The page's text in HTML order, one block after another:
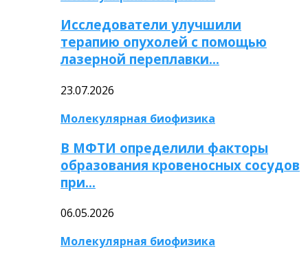
Исследователи улучшили
терапию опухолей с помощью
лазерной переплавки…
23.07.2026
Молекулярная биофизика
В МФТИ определили факторы
образования кровеносных сосудов
при…
06.05.2026
Молекулярная биофизика